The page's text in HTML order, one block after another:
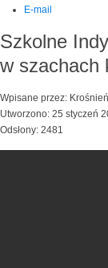
E-mail
Szkolne
w szachach
Wpisane przez:
Utworzono: 25 styczeń
Odsłony: 2481